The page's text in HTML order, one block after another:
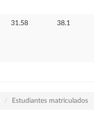
31.58 38.1
Estudiantes matriculados